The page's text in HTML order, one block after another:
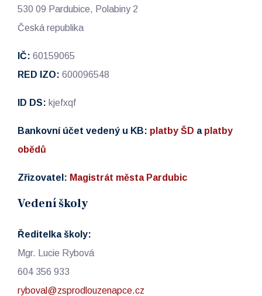
530 09 Pardubice, Polabiny 2
Česká republika
IČ: 60159065
RED IZO: 600096548
ID DS: kjefxqf
Bankovní účet vedený u KB: platby ŠD a platby
obědů
Zřizovatel: Magistrát města Pardubic
Vedení školy
Ředitelka školy:
Mgr. Lucie Rybová
604 356 933
ryboval@zsprodlouzenapce.cz